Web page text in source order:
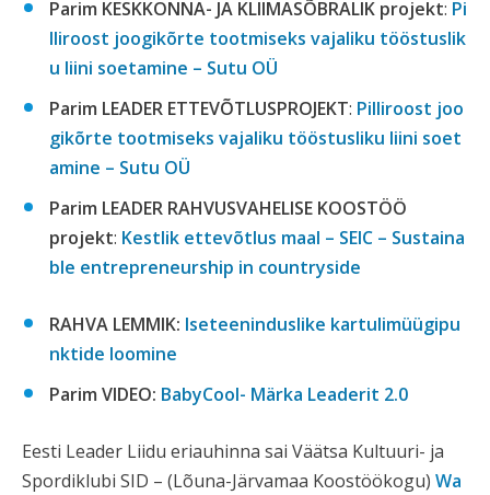
Parim KESKKONNA- JA KLIIMASÕBRALIK projekt: Pi
lliroost joogikõrte tootmiseks vajaliku tööstuslik
u liini soetamine – Sutu OÜ
Parim LEADER ETTEVÕTLUSPROJEKT: Pilliroost joo
gikõrte tootmiseks vajaliku tööstusliku liini soet
amine – Sutu OÜ
Parim LEADER RAHVUSVAHELISE KOOSTÖÖ
projekt: Kestlik ettevõtlus maal – SEIC – Sustaina
ble entrepreneurship in countryside
RAHVA LEMMIK: Iseteeninduslike kartulimüügipu
nktide loomine
Parim VIDEO: BabyCool- Märka Leaderit 2.0
Eesti Leader Liidu eriauhinna sai Väätsa Kultuuri- ja
Spordiklubi SID – (Lõuna-Järvamaa Koostöökogu) Wa